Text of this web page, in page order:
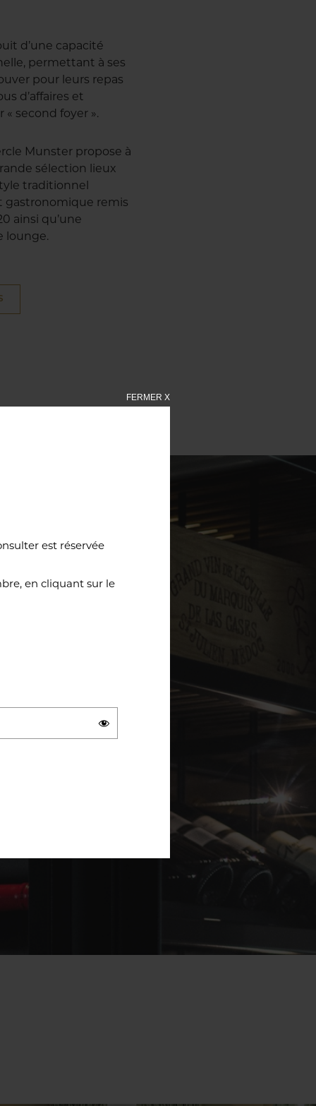
est réservée
en cliquant sur le
FERMER X
d’une capacité
permettant à ses
pour leurs repas
d’affaires et
second foyer ».
Munster propose à
sélection lieux
traditionnel
gastronomique remis
ainsi qu’une
lounge.